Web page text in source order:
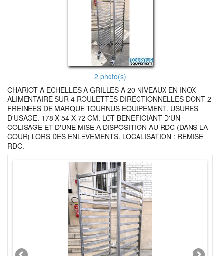
2 photo(s)
CHARIOT A ECHELLES A GRILLES A 20 NIVEAUX EN INOX
ALIMENTAIRE SUR 4 ROULETTES DIRECTIONNELLES DONT 2
FREINEES DE MARQUE TOURNUS EQUIPEMENT. USURES
D'USAGE. 178 X 54 X 72 CM. LOT BENEFICIANT D'UN
COLISAGE ET D'UNE MISE A DISPOSITION AU RDC (DANS LA
COUR) LORS DES ENLEVEMENTS. LOCALISATION : REMISE
RDC.